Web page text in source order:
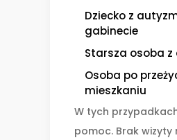
Dziecko z
gabinecie
Starsza osoba z
Osoba po
mieszkaniu
W tych
pomoc. Brak